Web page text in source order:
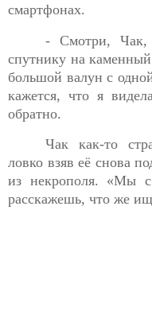
смартфонах.
- Смотри, Чак,
спутнику на
большой валун с
кажется, что я
обратно.
Чак как-то
ловко взяв её снова
из некрополя. «Мы
расскажешь, что же